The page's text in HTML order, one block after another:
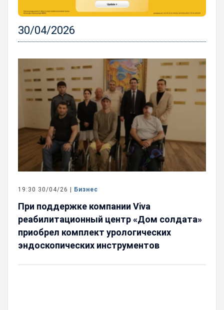
30/04/2026
19:30 30/04/26 | Бизнес
При поддержке компании Viva
реабилитационный центр «Дом солдата»
приобрел комплект урологических
эндоскопических инструментов